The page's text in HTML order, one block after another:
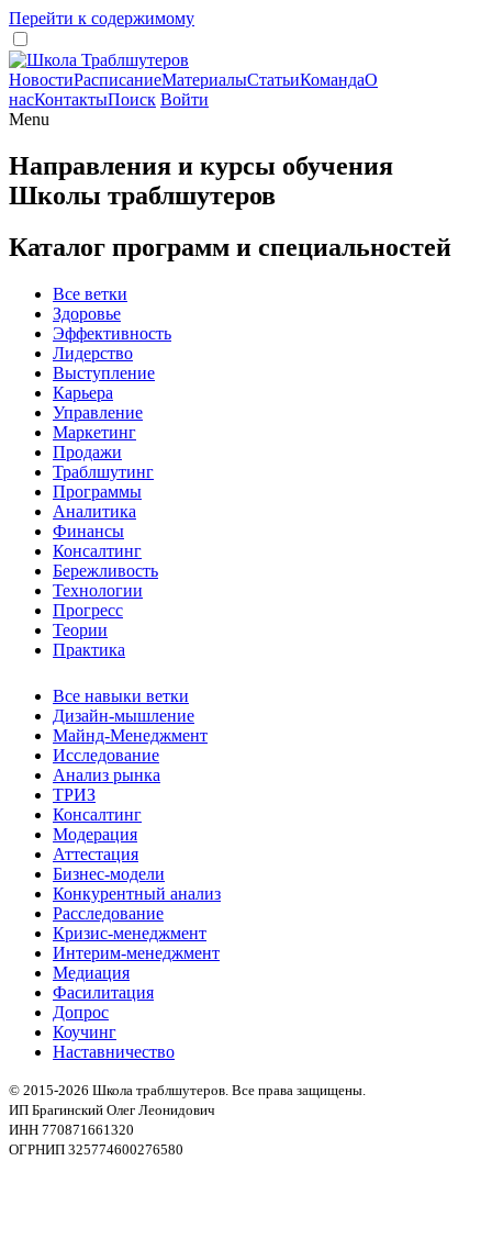
Перейти к содержимому
НовостиРасписаниеМатериалыСтатьиКомандаО
насКонтактыПоиск Войти
Menu
Направления и курсы обучения
Школы траблшутеров
Каталог программ и специальностей
Все ветки
Здоровье
Эффективность
Лидерство
Выступление
Карьера
Управление
Маркетинг
Продажи
Траблшутинг
Программы
Аналитика
Финансы
Консалтинг
Бережливость
Технологии
Прогресс
Теории
Практика
Все навыки ветки
Дизайн-мышление
Майнд-Менеджмент
Исследование
Анализ рынка
ТРИЗ
Консалтинг
Модерация
Аттестация
Бизнес-модели
Конкурентный анализ
Расследование
Кризис-менеджмент
Интерим-менеджмент
Медиация
Фасилитация
Допрос
Коучинг
Наставничество
© 2015-2026 Школа траблшутеров. Все права защищены.
ИП Брагинский Олег Леонидович
ИНН 770871661320
ОГРНИП 325774600276580